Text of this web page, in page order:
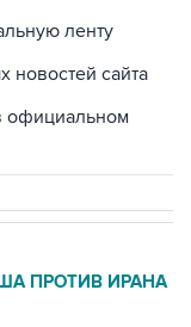
ленту
новостей сайта
официальном
ПРОТИВ ИРАНА